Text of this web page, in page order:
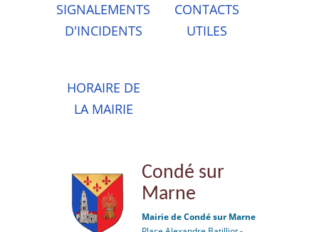
SIGNALEMENTS
D'INCIDENTS
CONTACTS
UTILES
HORAIRE DE
LA MAIRIE
Condé sur
Marne
Mairie de Condé sur Marne